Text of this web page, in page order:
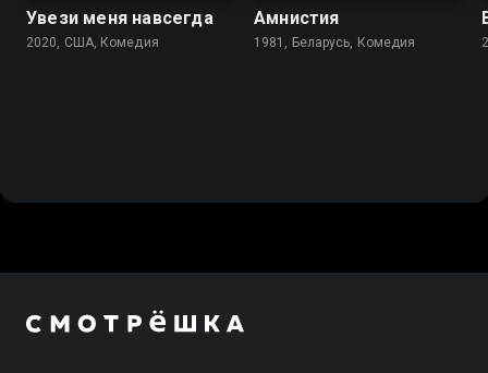
Увези меня навсегда
2020, США, Комедия
Амнистия
1981, Беларусь, Комедия